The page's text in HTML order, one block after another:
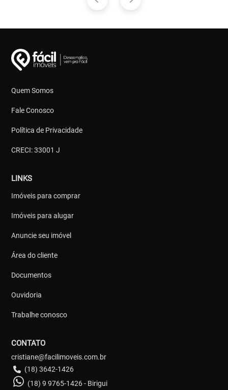
Quem Somos
Fale Conosco
Política de Privacidade
CRECI: 33001 J
LINKS
Imóveis para comprar
Imóveis para alugar
Anuncie seu imóvel
Área do cliente
Documentos
Ouvidoria
Trabalhe conosco
CONTATO
cristiane@facilimoveis.com.br
(18) 3642-1426
(18) 9 9765-1426 - Birigui